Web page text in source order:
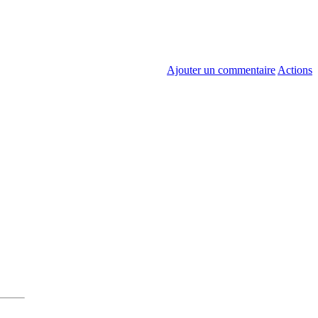
Ajouter un commentaire Actions